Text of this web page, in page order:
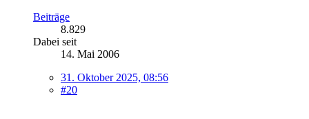
Beiträge
8.829
Dabei seit
14. Mai 2006
31. Oktober 2025, 08:56
#20